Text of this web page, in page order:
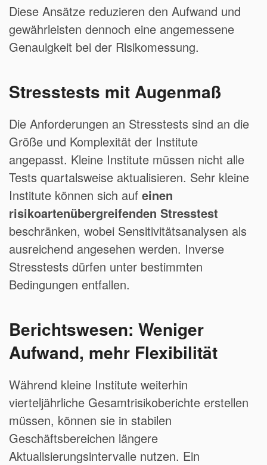
Diese Ansätze reduzieren den Aufwand und
gewährleisten dennoch eine angemessene
Genauigkeit bei der Risikomessung.
Stresstests mit Augenmaß
Die Anforderungen an Stresstests sind an die
Größe und Komplexität der Institute
angepasst. Kleine Institute müssen nicht alle
Tests quartalsweise aktualisieren. Sehr kleine
Institute können sich auf einen
risikoartenübergreifenden Stresstest
beschränken, wobei Sensitivitätsanalysen als
ausreichend angesehen werden. Inverse
Stresstests dürfen unter bestimmten
Bedingungen entfallen.
Berichtswesen: Weniger
Aufwand, mehr Flexibilität
Während kleine Institute weiterhin
vierteljährliche Gesamtrisikoberichte erstellen
müssen, können sie in stabilen
Geschäftsbereichen längere
Aktualisierungsintervalle nutzen. Ein